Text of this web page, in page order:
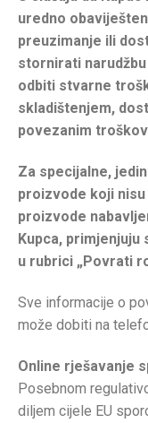
uredno
preuzimanje ili
stornirati
odbiti stvarne
skladištenjem,
povezanim
Za specijalne,
proizvode koji
proizvode
Kupca,
u rubrici „Povrati
Sve informacije o
može dobiti na
Online rješavanje
Posebnom
diljem cijele EU